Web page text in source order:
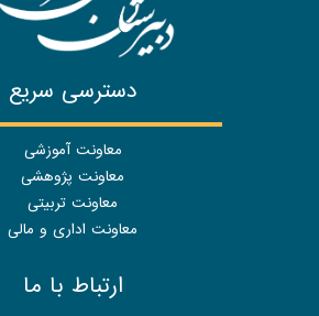
دسترسی سریع
معاونت آموزشی
معاونت پژوهشی
معاونت تربیتی
معاونت اداری و مالی
ارتباط با ما